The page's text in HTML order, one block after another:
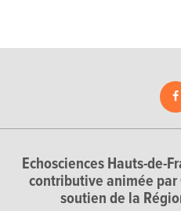
Echosciences Hauts-de-
contributive animée
soutien de la